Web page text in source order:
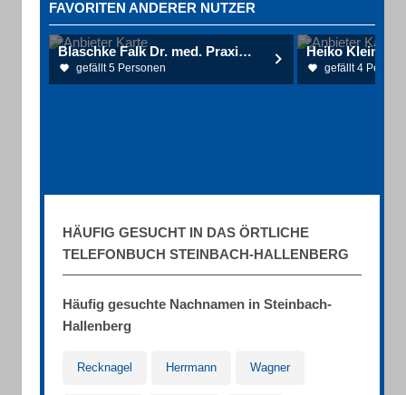
FAVORITEN ANDERER NUTZER
Blaschke Falk Dr. med. Praxis für Allgemeinmedizin
gefällt 5 Personen gefällt 4
HÄUFIG GESUCHT IN DAS ÖRTLICHE
TELEFONBUCH STEINBACH-HALLENBERG
Häufig gesuchte Nachnamen in Steinbach-
Hallenberg
Recknagel Herrmann Wagner